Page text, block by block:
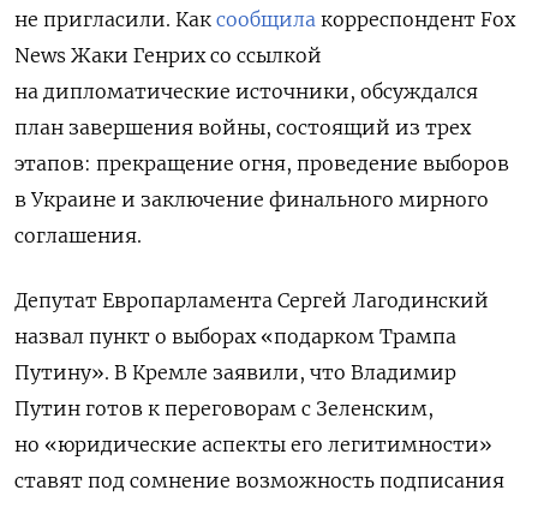
не пригласили. Как сообщила корреспондент Fox
News Жаки Генрих со ссылкой
на дипломатические источники, обсуждался
план завершения войны, состоящий из трех
этапов: прекращение огня, проведение выборов
в Украине и заключение финального мирного
соглашения.
Депутат Европарламента Сергей Лагодинский
назвал пункт о выборах «подарком Трампа
Путину». В Кремле заявили, что Владимир
Путин готов к переговорам с Зеленским,
но «юридические аспекты его легитимности»
ставят под сомнение возможность подписания